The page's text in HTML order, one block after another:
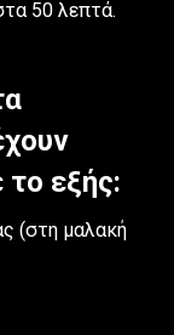
50 λεπτά.
εξής:
(στη μαλακή